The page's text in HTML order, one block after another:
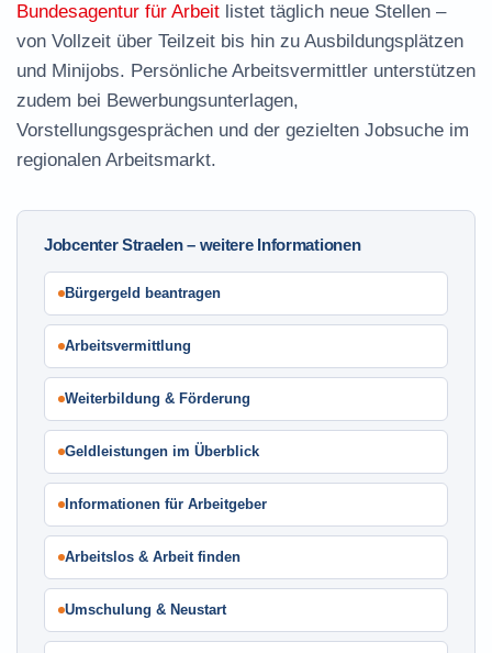
Bundesagentur für Arbeit listet täglich neue Stellen –
von Vollzeit über Teilzeit bis hin zu Ausbildungsplätzen
und Minijobs. Persönliche Arbeitsvermittler unterstützen
zudem bei Bewerbungsunterlagen,
Vorstellungsgesprächen und der gezielten Jobsuche im
regionalen Arbeitsmarkt.
Jobcenter Straelen – weitere Informationen
Bürgergeld beantragen
Arbeitsvermittlung
Weiterbildung & Förderung
Geldleistungen im Überblick
Informationen für Arbeitgeber
Arbeitslos & Arbeit finden
Umschulung & Neustart